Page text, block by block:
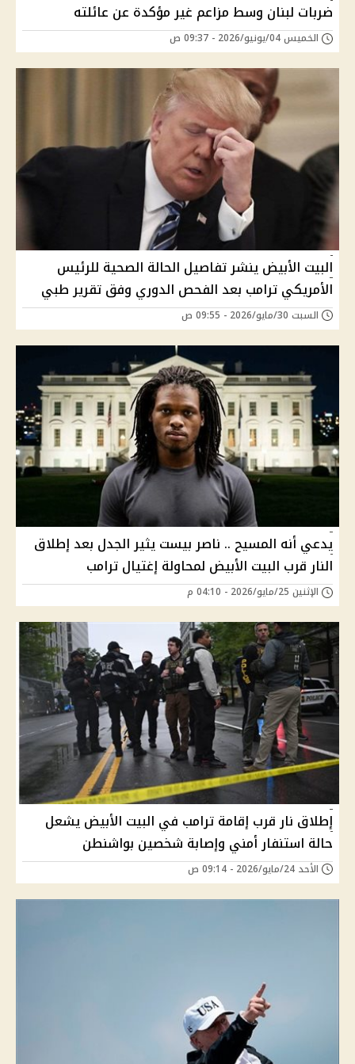
ضربات لبنان وسط مزاعم غير مؤكدة عن عائلته
الخميس 04/يونيو/2026 - 09:37 ص
البيت الأبيض ينشر تفاصيل الحالة الصحية للرئيس
الأمريكي ترامب بعد الفحص الدوري وفق تقرير طبي
السبت 30/مايو/2026 - 09:55 ص
يدعي أنه المسيح .. ناصر بيست يثير الجدل بعد إطلاق
النار قرب البيت الأبيض لمحاولة إغتيال ترامب
الإثنين 25/مايو/2026 - 04:10 م
إطلاق نار قرب إقامة ترامب في البيت الأبيض يشعل
حالة استنفار أمني وإصابة شخصين بواشنطن
الأحد 24/مايو/2026 - 09:14 ص